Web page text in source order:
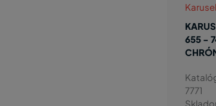
655 -
7771